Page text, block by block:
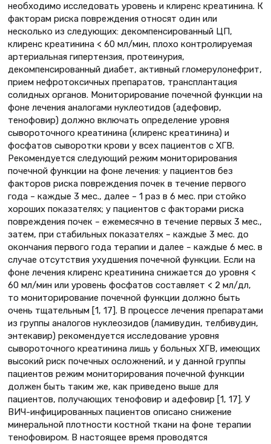
необходимо исследовать уровень и клиренс креатинина. К
факторам риска повреждения относят один или
несколько из следующих: декомпенсированный ЦП,
клиренс креатинина < 60 мл/мин, плохо контролируемая
артериальная гипертензия, протеинурия,
декомпенсированный диабет, активный гломерулонефрит,
прием нефротоксичных препаратов, трансплантация
солидных органов. Мониторирование почечной функции на
фоне лечения аналогами нуклеотидов (адефовир,
тенофовир) должно включать определение уровня
сывороточного креатинина (клиренс креатинина) и
фосфатов сыворотки крови у всех пациентов с ХГВ.
Рекомендуется следующий режим мониторирования
почечной функции на фоне лечения: у пациентов без
факторов риска повреждения почек в течение первого
года – каждые 3 мес., далее – 1 раз в 6 мес. при стойко
хороших показателях; у пациентов с факторами риска
повреждения почек – ежемесячно в течение первых 3 мес.,
затем, при стабильных показателях – каждые 3 мес. до
окончания первого года терапии и далее – каждые 6 мес. в
случае отсутствия ухудшения почечной функции. Если на
фоне лечения клиренс креатинина снижается до уровня <
60 мл/мин или уровень фосфатов составляет < 2 мл/дл,
то мониторирование почечной функции должно быть
очень тщательным [1, 17]. В процессе лечения препаратами
из группы аналогов нуклеозидов (ламивудин, телбивудин,
энтекавир) рекомендуется исследование уровня
сывороточного креатинина лишь у больных ХГВ, имеющих
высокий риск почечных осложнений, и у данной группы
пациентов режим мониторирования почечной функции
должен быть таким же, как приведено выше для
пациентов, получающих тенофовир и адефовир [1, 17]. У
ВИЧ-инфицированных пациентов описано снижение
минеральной плотности костной ткани на фоне терапии
тенофовиром. В настоящее время проводятся